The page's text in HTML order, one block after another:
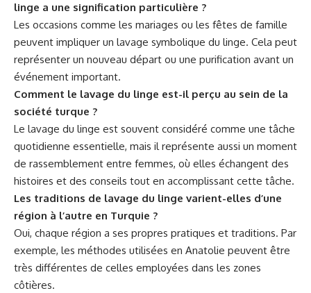
linge a une signification particulière ?
Les occasions comme les mariages ou les fêtes de famille
peuvent impliquer un lavage symbolique du linge. Cela peut
représenter un nouveau départ ou une purification avant un
événement important.
Comment le lavage du linge est-il perçu au sein de la
société turque ?
Le lavage du linge est souvent considéré comme une tâche
quotidienne essentielle, mais il représente aussi un moment
de rassemblement entre femmes, où elles échangent des
histoires et des conseils tout en accomplissant cette tâche.
Les traditions de lavage du linge varient-elles d’une
région à l’autre en Turquie ?
Oui, chaque région a ses propres pratiques et traditions. Par
exemple, les méthodes utilisées en Anatolie peuvent être
très différentes de celles employées dans les zones
côtières.